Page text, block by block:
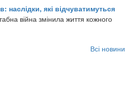
наслідки, які відчуватимуться
війна змінила життя кожного
Всі новини